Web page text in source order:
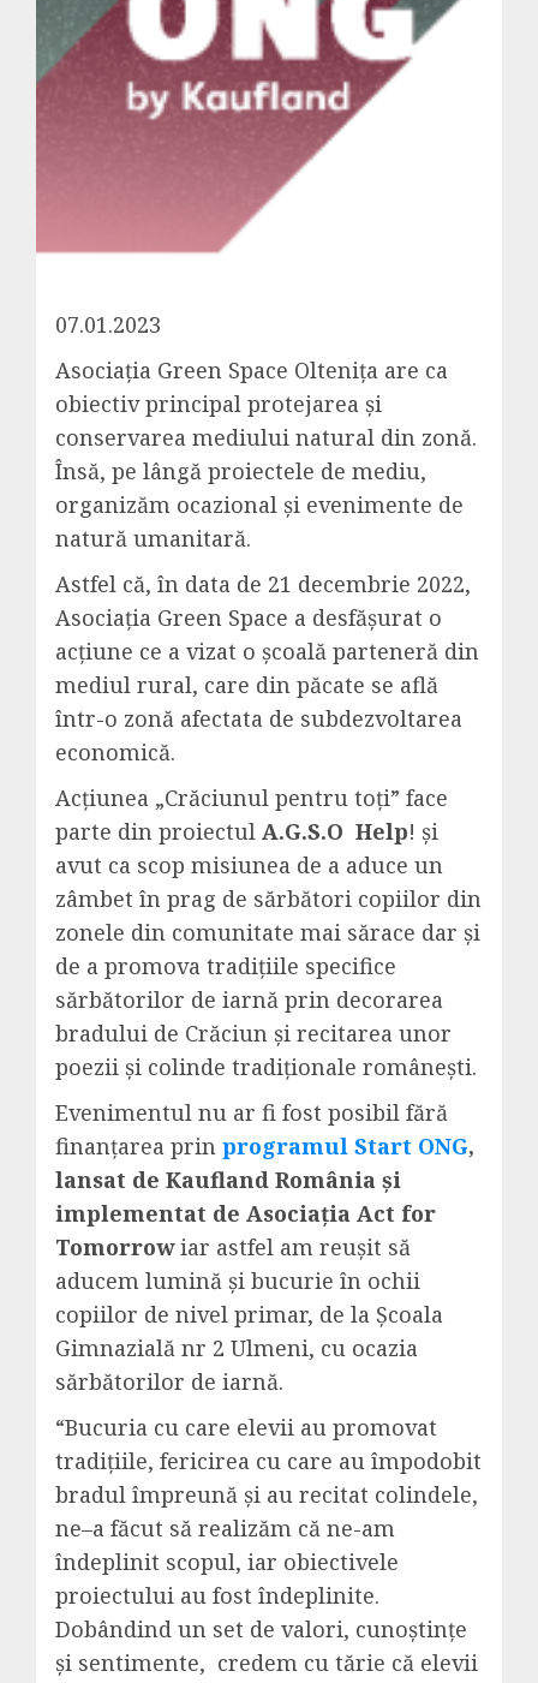
07.01.2023
Asociaţia Green Space Olteniţa are ca
obiectiv principal protejarea şi
conservarea mediului natural din zonă.
Însă, pe lângă proiectele de mediu,
organizăm ocazional şi evenimente de
natură umanitară.
Astfel că, în data de 21 decembrie 2022,
Asociația Green Space a desfășurat o
acţiune ce a vizat o școală parteneră din
mediul rural, care din păcate se află
într-o zonă afectata de subdezvoltarea
economică.
Acţiunea „Crăciunul pentru toți” face
parte din proiectul A.G.S.O Help! şi
avut ca scop misiunea de a aduce un
zâmbet în prag de sărbători copiilor din
zonele din comunitate mai sărace dar și
de a promova tradiţiile specifice
sărbătorilor de iarnă prin decorarea
bradului de Crăciun și recitarea unor
poezii și colinde tradiționale românești.
Evenimentul nu ar fi fost posibil fără
finanţarea prin programul Start ONG,
lansat de Kaufland România și
implementat de Asociaţia Act for
Tomorrowiar astfel am reuşit să
aducem lumină și bucurie în ochii
copiilor de nivel primar, de la Școala
Gimnazială nr 2 Ulmeni, cu ocazia
sărbătorilor de iarnă.
“Bucuria cu care elevii au promovat
tradiţiile, fericirea cu care au împodobit
bradul împreună şi au recitat colindele,
ne–a făcut să realizăm că ne-am
îndeplinit scopul, iar obiectivele
proiectului au fost îndeplinite.
Dobândind un set de valori, cunoștințe
și sentimente, credem cu tărie că elevii